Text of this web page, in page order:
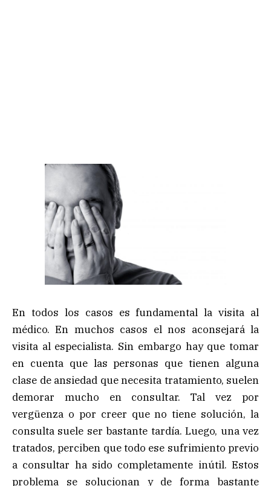
En todos los casos es fundamental la visita al
médico. En muchos casos el nos aconsejará la
visita al especialista. Sin embargo hay que tomar
en cuenta que las personas que tienen alguna
clase de ansiedad que necesita tratamiento, suelen
demorar mucho en consultar. Tal vez por
vergüenza o por creer que no tiene solución, la
consulta suele ser bastante tardía. Luego, una vez
tratados, perciben que todo ese sufrimiento previo
a consultar ha sido completamente inútil. Estos
problema se solucionan y de forma bastante